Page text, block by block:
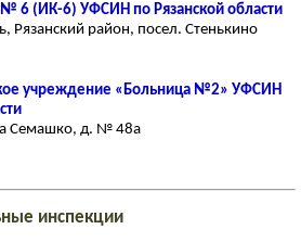
№ 6 (ИК-6) УФСИН по Рязанской области
Рязанский район, посел. Стенькино
учреждение «Больница №2» УФСИН
Семашко, д. № 48а
инспекции